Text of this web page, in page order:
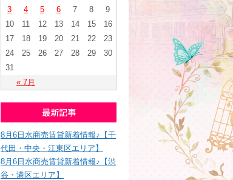
« 7月
3
4 5 6 7 8
9
10
11 12 13 14 15
16
17
18 19 20 21 22
23
24
25 26 27 28 29
30
31
8月6日水商売賃貸新着情報♪【千
代田・中央・江東区エリア】
8月6日水商売賃貸新着情報♪【渋
谷・港区エリア】